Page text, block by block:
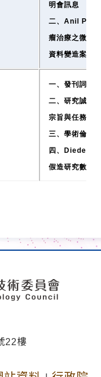
明會訊息
二、Anil Potti
瘤治療之微陣
資料變造案（
一、發刊詞－
二、研究誠信
宗旨與任務
三、學術倫理
四、Diederik
假造研究數據
22樓